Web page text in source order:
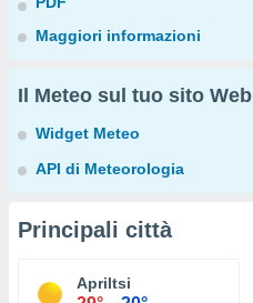
Maggiori informazioni
Il Meteo sul tuo sito Web
Widget Meteo
API di Meteorologia
Principali città
Apriltsi